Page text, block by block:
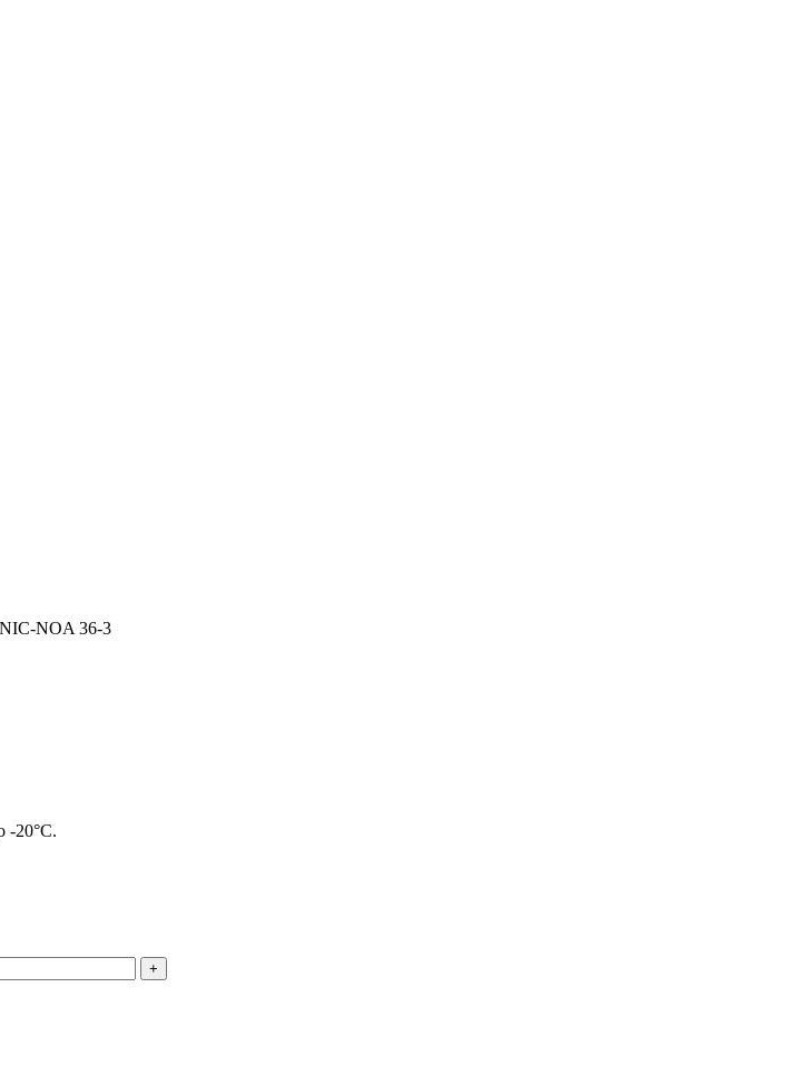
NOA 36-3
-20°C.